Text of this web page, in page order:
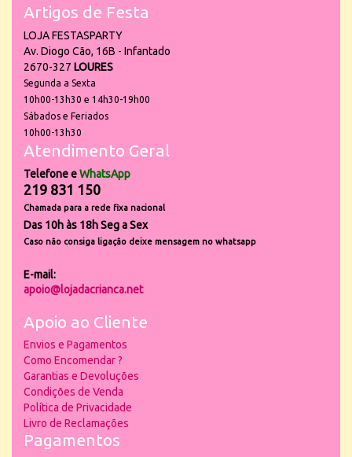
Artigos de Festa
LOJA FESTASPARTY
Av. Diogo Cão, 16B - Infantado
2670-327 LOURES
Segunda a Sexta
10h00-13h30 e 14h30-19h00
Sábados e Feriados
10h00-13h30
Atendimento Geral
Telefone eWhatsApp
219 831 150
Chamada para a rede fixa nacional
Das 10h às 18h Seg a Sex
Caso não consiga ligação deixe mensagem no whatsapp
E-mail:
apoio@lojadacrianca.net
Apoio ao Cliente
Envios e Pagamentos
Como Encomendar ?
Garantias e Devoluções
Condições de Venda
Política de Privacidade
Livro de Reclamações
Pagamentos